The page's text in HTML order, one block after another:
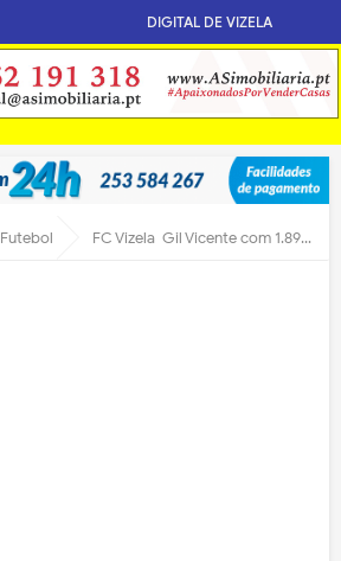
DIGITAL DE VIZELA
Futebol FC Vizela-Gil Vicente com 1.890 espetadores